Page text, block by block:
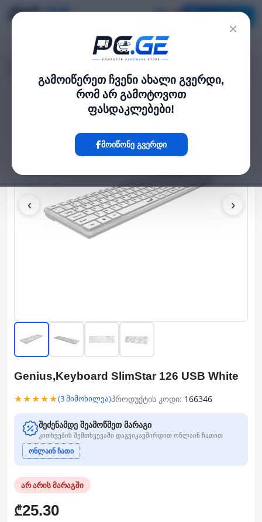
×
გამოიწერეთ ჩვენი ახალი გვერდი,
რომ არ გამოტოვოთ
ფასდაკლებები!
მოიწონე გვერდი
‹ ›
Genius,Keyboard SlimStar 126 USB White
★★★★★(3 მიმოხილვა)პროდუქტის კოდი: 166346
შეძენამდე შეამოწმეთ მარაგი
კითხვების შემთხვევაში დაგვიკავშირდით ონლაინ ჩათით
ონლაინ ჩათი
არ არის მარაგში
₾25.30